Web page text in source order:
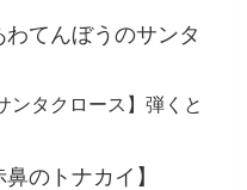
てんぼうのサンタ
ンタクロース】弾くと
のトナカイ】